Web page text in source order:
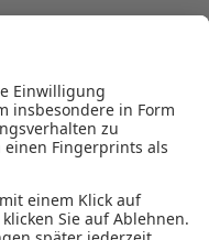
sagt jährlich
zu. Dienstleistungs-
und
den stärksten